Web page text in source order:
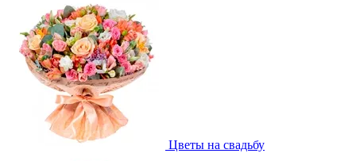
Цветы на свадьбу